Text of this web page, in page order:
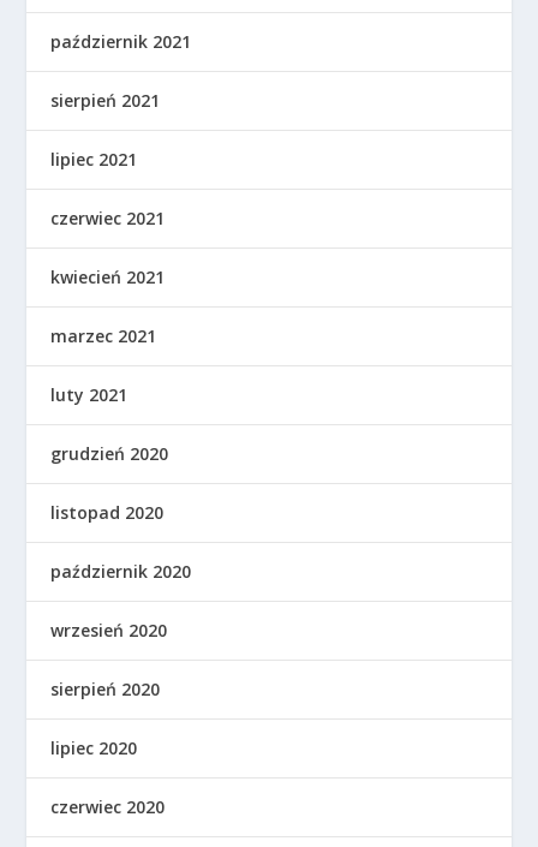
październik 2021
sierpień 2021
lipiec 2021
czerwiec 2021
kwiecień 2021
marzec 2021
luty 2021
grudzień 2020
listopad 2020
październik 2020
wrzesień 2020
sierpień 2020
lipiec 2020
czerwiec 2020